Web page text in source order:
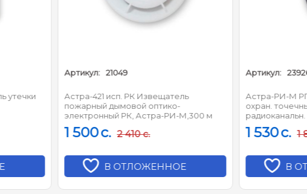
21049
Астра-421 исп. РК Извещатель
пожарный дымовой оптико-
электронный РК, Астра-РИ-М,300 м
2 410 c.
В ОТЛОЖЕННОЕ
23926
Астра-РИ-М РПДК
охран. точечный
радиоканальн. мобильный
1 840 c.
В ОТЛОЖЕННОЕ